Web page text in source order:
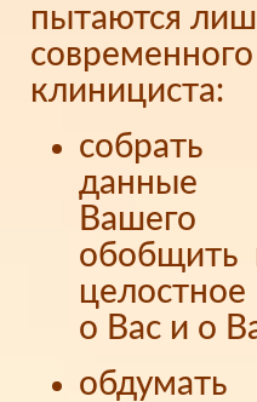
пытаются
клинициста:
данные
обобщить
о Вас и о